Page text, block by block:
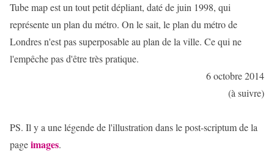
Tube map est un tout petit dépliant, daté de juin 1998, qui
représente un plan du métro. On le sait, le plan du métro de
Londres n'est pas superposable au plan de la ville. Ce qui ne
l'empêche pas d'être très pratique.
6 octobre 2014
(à suivre)
PS. Il y a une légende de l'illustration dans le post-scriptum de la
pageimages.